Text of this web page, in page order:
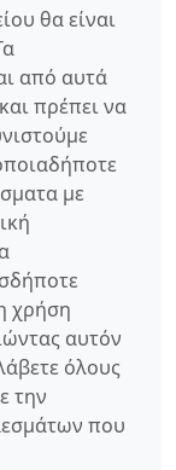
θα είναι
από αυτά
πρέπει να
με
χρήση
αυτόν
όλους
την
που